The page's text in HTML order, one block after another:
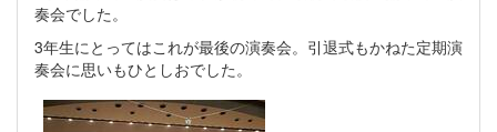
奏会でした。
3年生にとってはこれが最後の演奏会。引退式もかねた定期演
奏会に思いもひとしおでした。